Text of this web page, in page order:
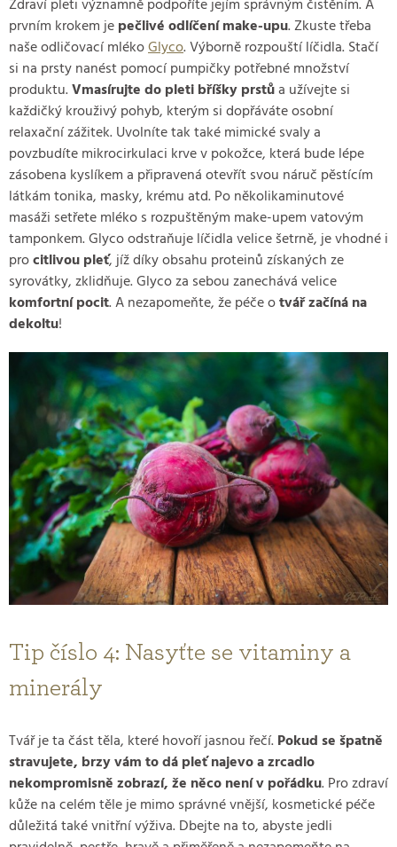
Zdraví pleti významně podpoříte jejím správným čistěním. A
prvním krokem jepečlivé odlíčení make-upu. Zkuste třeba
naše odličovací mlékoGlyco. Výborně rozpouští líčidla. Stačí
si na prsty nanést pomocí pumpičky potřebné množství
produktu.Vmasírujte do pleti bříšky prstůa užívejte si
každičký krouživý pohyb, kterým si dopřáváte osobní
relaxační zážitek. Uvolníte tak také mimické svaly a
povzbudíte mikrocirkulaci krve v pokožce, která bude lépe
zásobena kyslíkem a připravená otevřít svou náruč pěstícím
látkám tonika, masky, krému atd. Po několikaminutové
masáži setřete mléko s rozpuštěným make-upem vatovým
tamponkem. Glyco odstraňuje líčidla velice šetrně, je vhodné i
procitlivou pleť, jíž díky obsahu proteinů získaných ze
syrovátky, zklidňuje. Glyco za sebou zanechává velice
komfortní pocit. A nezapomeňte, že péče otvář začíná na
dekoltu!
Tip číslo 4: Nasyťte se vitaminy a
minerály
Tvář je ta část těla, které hovoří jasnou řečí.Pokud se špatně
stravujete, brzy vám to dá pleť najevo a zrcadlo
nekompromisně zobrazí, že něco není v pořádku. Pro zdraví
kůže na celém těle je mimo správné vnější, kosmetické péče
důležitá také vnitřní výživa. Dbejte na to, abyste jedli